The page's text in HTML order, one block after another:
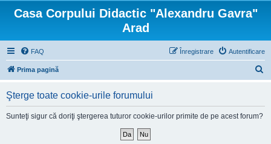
Casa Corpului Didactic "Alexandru Gavra"
Arad
FAQ Autentificare
Înregistrare
Prima pagină
Şterge toate cookie-urile forumului
Sunteţi sigur că doriţi ştergerea tuturor cookie-urilor primite de pe acest forum?